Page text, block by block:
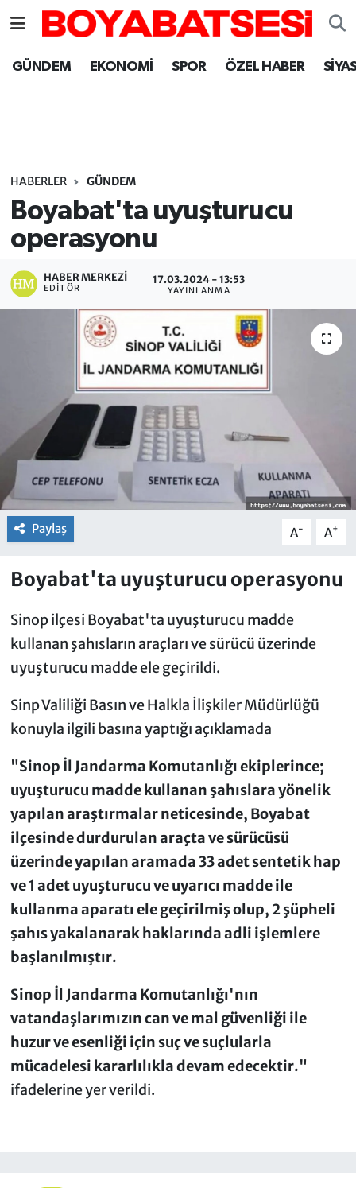
GÜNDEM EKONOMİ SPOR ÖZEL HABER
HABERLER GÜNDEM
Boyabat'ta uyuşturucu
operasyonu
HABER MERKEZI
EDITÖR
17.03.2024 - 13:53
YAYINLANMA
Paylaş A- A+
Boyabat'ta uyuşturucu operasyonu
Sinop ilçesi Boyabat'ta uyuşturucu madde
kullanan şahısların araçları ve sürücü üzerinde
uyuşturucu madde ele geçirildi.
Sinp Valiliği Basın ve Halkla İlişkiler Müdürlüğü
konuyla ilgili basına yaptığı açıklamada
"Sinop İl Jandarma Komutanlığı ekiplerince;
uyuşturucu madde kullanan şahıslara yönelik
yapılan araştırmalar neticesinde, Boyabat
ilçesinde durdurulan araçta ve sürücüsü
üzerinde yapılan aramada 33 adet sentetik hap
ve 1 adet uyuşturucu ve uyarıcı madde ile
kullanma aparatı ele geçirilmiş olup, 2 şüpheli
şahıs yakalanarak haklarında adli işlemlere
başlanılmıştır.
Sinop İl Jandarma Komutanlığı'nın
vatandaşlarımızın can ve mal güvenliği ile
huzur ve esenliği için suç ve suçlularla
mücadelesi kararlılıkla devam edecektir."
ifadelerine yer verildi.
Sinop Nöbetçi Eczaneler
Sinop Trafik Yoğunluk Haritası
Süper Lig Puan Durumu ve Fikstür
Haber Arşivi